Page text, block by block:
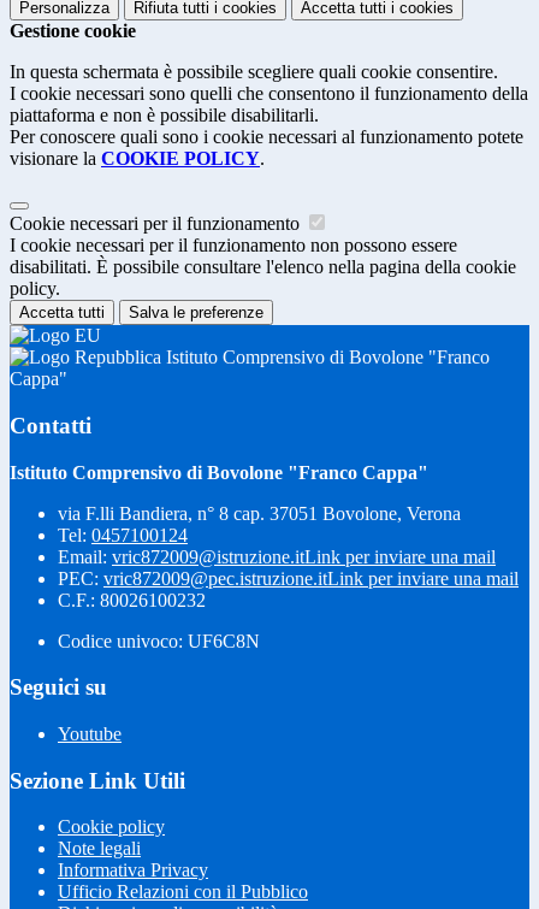
Personalizza Rifiuta tutti i cookies Accetta tutti i cookies
Gestione cookie
In questa schermata è possibile scegliere quali cookie consentire.
I cookie necessari sono quelli che consentono il funzionamento della
piattaforma e non è possibile disabilitarli.
Per conoscere quali sono i cookie necessari al funzionamento potete
visionare la COOKIE POLICY.
Cookie necessari per il funzionamento
I cookie necessari per il funzionamento non possono essere
disabilitati. È possibile consultare l'elenco nella pagina della cookie
policy.
Accetta tutti Salva le preferenze
Istituto Comprensivo di Bovolone "Franco
Cappa"
Contatti
Istituto Comprensivo di Bovolone "Franco Cappa"
via F.lli Bandiera, n° 8 cap. 37051 Bovolone, Verona
Tel: 0457100124
Email: vric872009@istruzione.itLink per inviare una mail
PEC: vric872009@pec.istruzione.itLink per inviare una mail
C.F.: 80026100232
Codice univoco: UF6C8N
Seguici su
Youtube
Sezione Link Utili
Cookie policy
Note legali
Informativa Privacy
Ufficio Relazioni con il Pubblico